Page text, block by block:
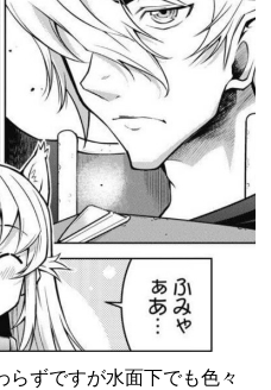
らずですが水面下でも色々